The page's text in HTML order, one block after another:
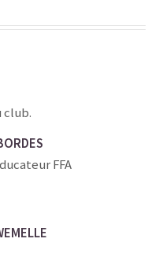
club.
FFA